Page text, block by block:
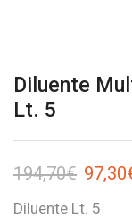
Diluente
Lt. 5
194,70€ 97,30
Diluente Lt. 5